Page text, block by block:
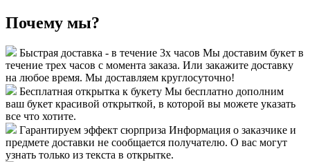
Почему мы?
Быстрая доставка - в течение 3х часов Мы доставим букет в
течение трех часов с момента заказа. Или закажите доставку
на любое время. Мы доставляем круглосуточно!
Бесплатная открытка к букету Мы бесплатно дополним
ваш букет красивой открыткой, в которой вы можете указать
все что хотите.
Гарантируем эффект сюрприза Информация о заказчике и
предмете доставки не сообщается получателю. О вас могут
узнать только из текста в открытке.